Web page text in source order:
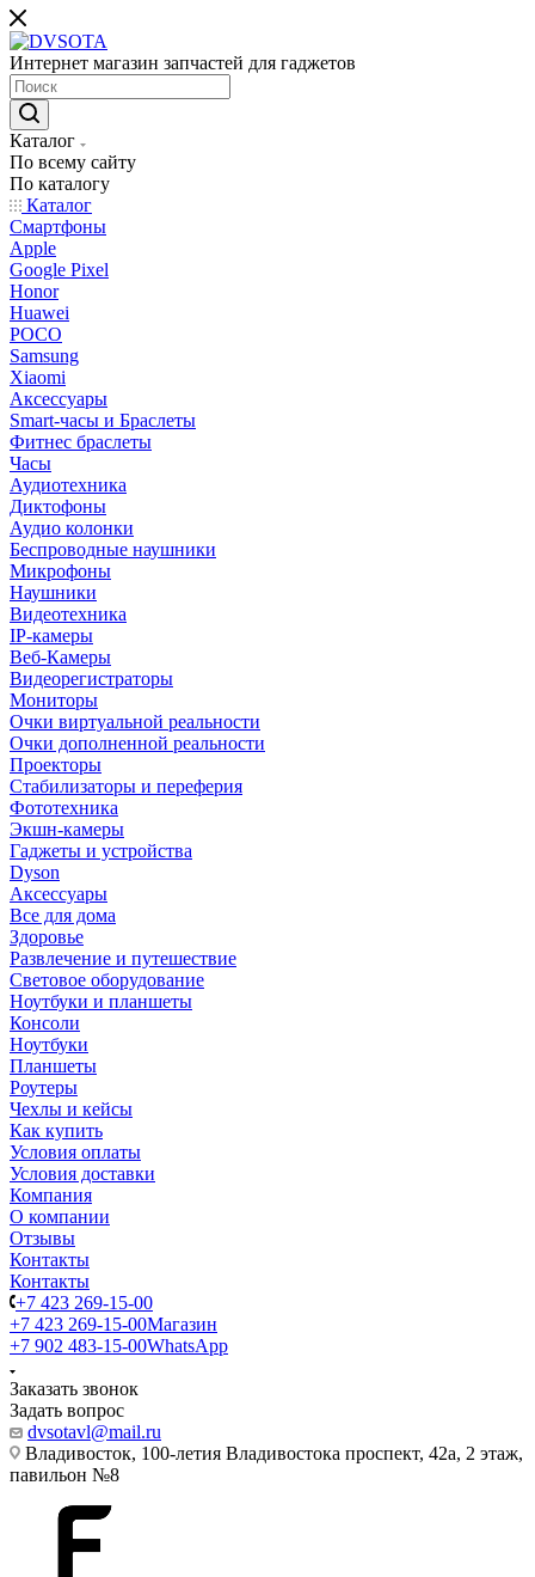
Интернет магазин запчастей для гаджетов
Каталог
По всему сайту
По каталогу
Каталог
Смартфоны
Apple
Google Pixel
Honor
Huawei
POCO
Samsung
Xiaomi
Аксессуары
Smart-часы и Браслеты
Фитнес браслеты
Часы
Аудиотехника
Диктофоны
Аудио колонки
Беспроводные наушники
Микрофоны
Наушники
Видеотехника
IP-камеры
Веб-Камеры
Видеорегистраторы
Мониторы
Очки виртуальной реальности
Очки дополненной реальности
Проекторы
Стабилизаторы и переферия
Фототехника
Экшн-камеры
Гаджеты и устройства
Dyson
Аксессуары
Все для дома
Здоровье
Развлечение и путешествие
Световое оборудование
Ноутбуки и планшеты
Консоли
Ноутбуки
Планшеты
Роутеры
Чехлы и кейсы
Как купить
Условия оплаты
Условия доставки
Компания
О компании
Отзывы
Контакты
Контакты
+7 423 269-15-00
+7 423 269-15-00Магазин
+7 902 483-15-00WhatsApp
Заказать звонок
Задать вопрос
dvsotavl@mail.ru
Владивосток, 100-летия Владивостока проспект, 42а, 2 этаж,
павильон №8